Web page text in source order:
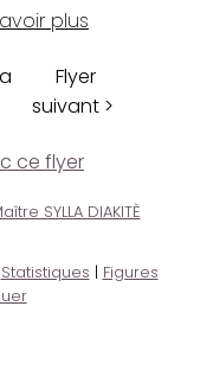
plus
Flyer
suivant >
ce flyer
SYLLA DIAKITÈ
Statistiques | Figures